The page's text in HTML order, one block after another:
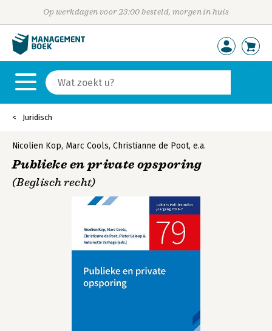
Op werkdagen voor 23:00 besteld, morgen in huis
Juridisch
Nicolien Kop, Marc Cools, Christianne de Poot, e.a.
Publieke en private opsporing
(Beglisch recht)